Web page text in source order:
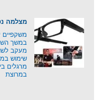
מצלמה
במשך
מעקב
שימוש
מרגלים
במרוצת